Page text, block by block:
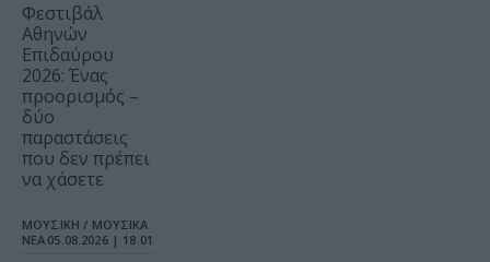
Φεστιβάλ
Αθηνών
Επιδαύρου
2026: Ένας
προορισμός –
δύο
παραστάσεις
που δεν πρέπει
να χάσετε
ΜΟΥΣΙΚΗ / ΜΟΥΣΙΚΑ
ΝΕΑ 05.08.2026 | 18.01